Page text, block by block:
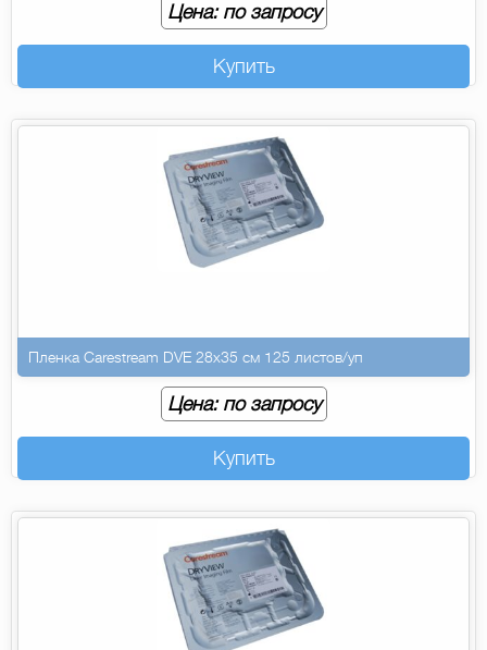
Цена: по запросу
Купить
Пленка Carestream DVE 28х35 см 125 листов/уп
Цена: по запросу
Купить